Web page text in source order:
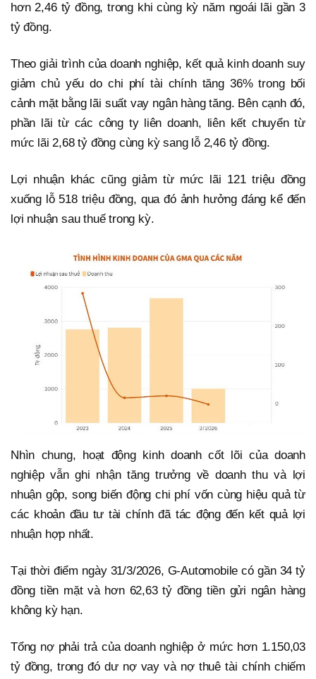
hơn 2,46 tỷ đồng, trong khi cùng kỳ năm ngoái lãi gần 3
tỷ đồng.
Theo giải trình của doanh nghiệp, kết quả kinh doanh suy
giảm chủ yếu do chi phí tài chính tăng 36% trong bối
cảnh mặt bằng lãi suất vay ngân hàng tăng. Bên cạnh đó,
phần lãi từ các công ty liên doanh, liên kết chuyển từ
mức lãi 2,68 tỷ đồng cùng kỳ sang lỗ 2,46 tỷ đồng.
Lợi nhuận khác cũng giảm từ mức lãi 121 triệu đồng
xuống lỗ 518 triệu đồng, qua đó ảnh hưởng đáng kể đến
lợi nhuận sau thuế trong kỳ.
Nhìn chung, hoạt động kinh doanh cốt lõi của doanh
nghiệp vẫn ghi nhận tăng trưởng về doanh thu và lợi
nhuận gộp, song biến động chi phí vốn cùng hiệu quả từ
các khoản đầu tư tài chính đã tác động đến kết quả lợi
nhuận hợp nhất.
Tại thời điểm ngày 31/3/2026, G-Automobile có gần 34 tỷ
đồng tiền mặt và hơn 62,63 tỷ đồng tiền gửi ngân hàng
không kỳ hạn.
Tổng nợ phải trả của doanh nghiệp ở mức hơn 1.150,03
tỷ đồng, trong đó dư nợ vay và nợ thuê tài chính chiếm